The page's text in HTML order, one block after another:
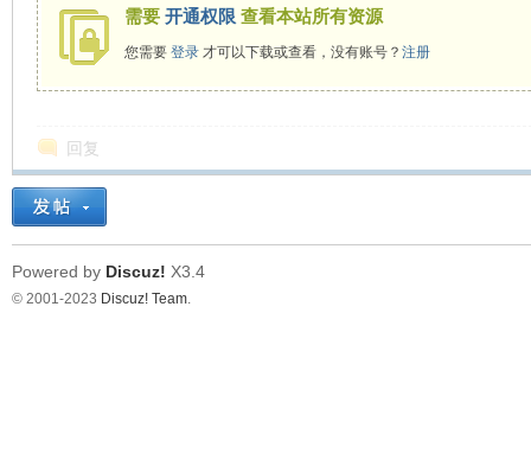
需要 开通权限 查看本站所有资源
您需要 登录才可以下载或查看，没有账号？ 注册
回复
Powered by Discuz! X3.4
© 2001-2023 Discuz! Team.